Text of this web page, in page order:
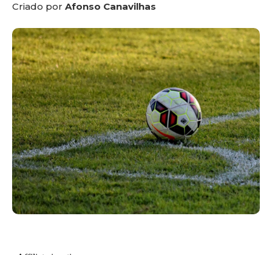
Criado por Afonso Canavilhas